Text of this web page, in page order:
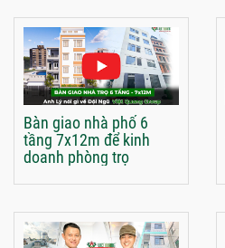
Bàn giao nhà phố 6
tầng 7x12m để kinh
doanh phòng trọ